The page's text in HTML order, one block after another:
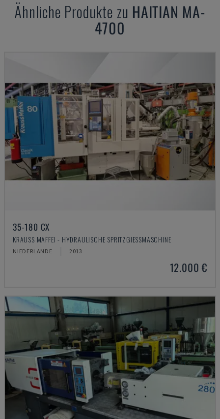
Ähnliche Produkte zu HAITIAN MA-
4700
35-180 CX
KRAUSS MAFFEI - HYDRAULISCHE SPRITZGIESSMASCHINE
NIEDERLANDE 2013
12.000 €